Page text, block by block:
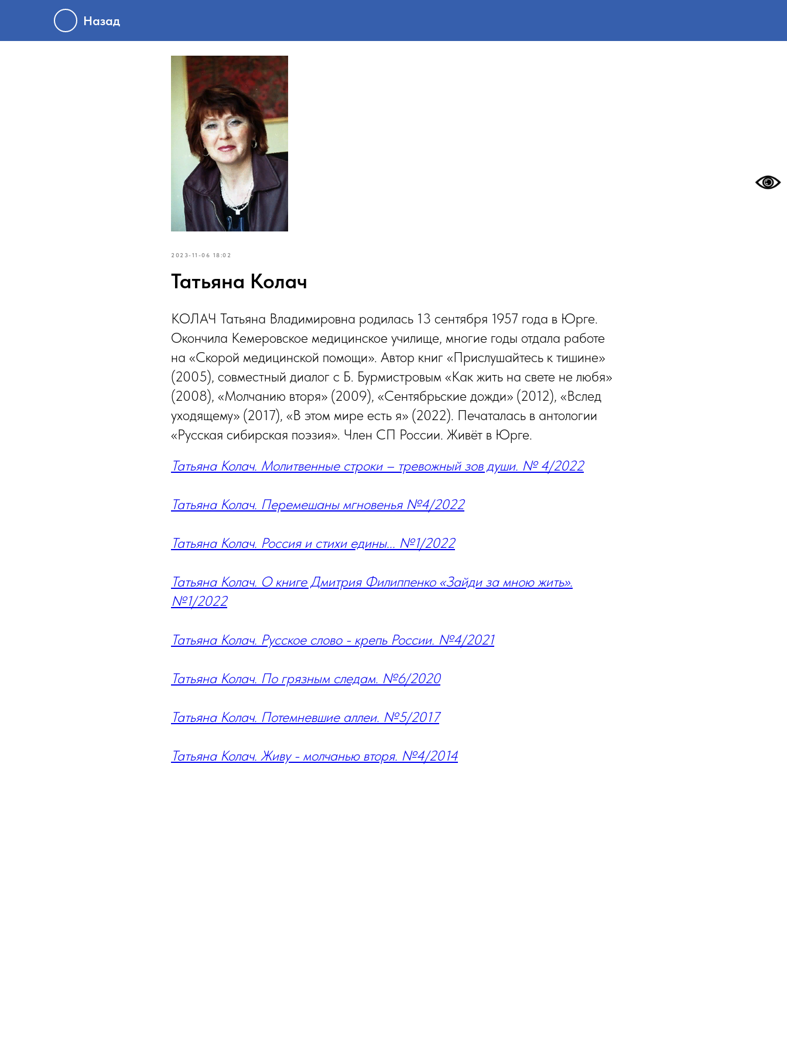
Назад
2023-11-06 18:02
Татьяна Колач
КОЛАЧ Татьяна Владимировна родилась 13 сентября 1957 года в Юрге.
Окончила Кемеровское медицинское училище, многие годы отдала работе
на «Скорой медицинской помощи». Автор книг «Прислушайтесь к тишине»
(2005), совместный диалог с Б. Бурмистровым «Как жить на свете не любя»
(2008), «Молчанию вторя» (2009), «Сентябрьские дожди» (2012), «Вслед
уходящему» (2017), «В этом мире есть я» (2022). Печаталась в антологии
«Русская сибирская поэзия». Член СП России. Живёт в Юрге.
Татьяна Колач. Молитвенные строки – тревожный зов души. № 4/2022
Татьяна Колач. Перемешаны мгновенья №4/2022
Татьяна Колач. Россия и стихи едины... №1/2022
Татьяна Колач. О книге Дмитрия Филиппенко «Зайди за мною жить».
№1/2022
Татьяна Колач. Русское слово - крепь России. №4/2021
Татьяна Колач. По грязным следам. №6/2020
Татьяна Колач. Потемневшие аллеи. №5/2017
Татьяна Колач. Живу - молчанью вторя. №4/2014